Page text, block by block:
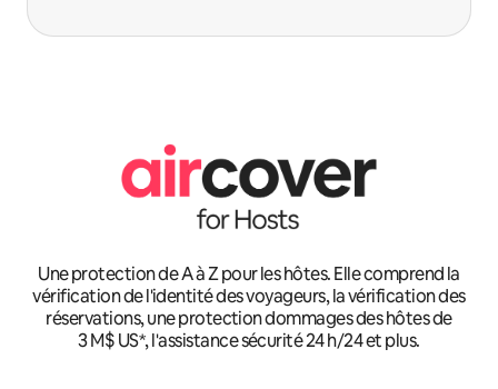
Une protection de A à Z pour les hôtes. Elle comprend la
vérification de l'identité des voyageurs, la vérification des
réservations, une protection dommages des hôtes de
3 M$ US*, l'assistance sécurité 24 h/24 et plus.